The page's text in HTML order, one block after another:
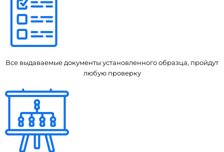
Все выдаваемые документы установленного образца, пройдут
любую проверку